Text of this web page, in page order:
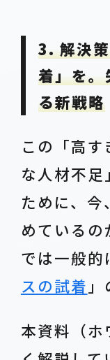
3. 解決
着」を
る新戦略
この「高
な人材不足
ために、今
めているの
では一般的
スの試着
本資料（ホ